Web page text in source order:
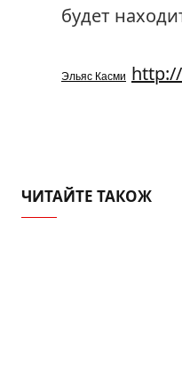
будет
Эльяс Касми
ЧИТАЙТЕ ТАКОЖ